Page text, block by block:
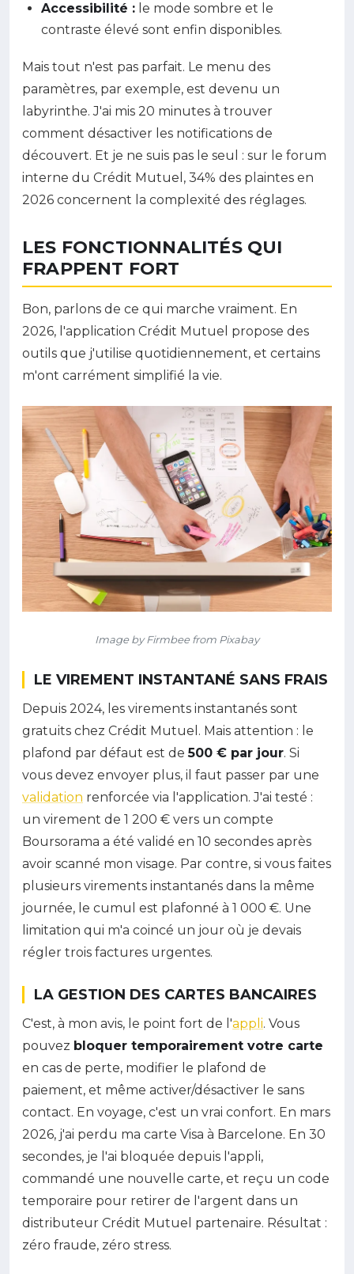
Accessibilité : le mode sombre et le
contraste élevé sont enfin disponibles.
Mais tout n'est pas parfait. Le menu des
paramètres, par exemple, est devenu un
labyrinthe. J'ai mis 20 minutes à trouver
comment désactiver les notifications de
découvert. Et je ne suis pas le seul : sur le forum
interne du Crédit Mutuel, 34% des plaintes en
2026 concernent la complexité des réglages.
LES FONCTIONNALITÉS QUI
FRAPPENT FORT
Bon, parlons de ce qui marche vraiment. En
2026, l'application Crédit Mutuel propose des
outils que j'utilise quotidiennement, et certains
m'ont carrément simplifié la vie.
Image by Firmbee from Pixabay
LE VIREMENT INSTANTANÉ SANS FRAIS
Depuis 2024, les virements instantanés sont
gratuits chez Crédit Mutuel. Mais attention : le
plafond par défaut est de500 € par jour. Si
vous devez envoyer plus, il faut passer par une
validation renforcée via l'application. J'ai testé :
un virement de 1 200 € vers un compte
Boursorama a été validé en 10 secondes après
avoir scanné mon visage. Par contre, si vous faites
plusieurs virements instantanés dans la même
journée, le cumul est plafonné à 1 000 €. Une
limitation qui m'a coincé un jour où je devais
régler trois factures urgentes.
LA GESTION DES CARTES BANCAIRES
C'est, à mon avis, le point fort de l'appli. Vous
pouvez bloquer temporairement votre carte
en cas de perte, modifier le plafond de
paiement, et même activer/désactiver le sans
contact. En voyage, c'est un vrai confort. En mars
2026, j'ai perdu ma carte Visa à Barcelone. En 30
secondes, je l'ai bloquée depuis l'appli,
commandé une nouvelle carte, et reçu un code
temporaire pour retirer de l'argent dans un
distributeur Crédit Mutuel partenaire. Résultat :
zéro fraude, zéro stress.